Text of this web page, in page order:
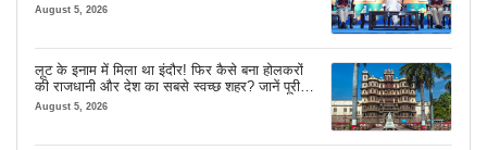
August 5, 2026
लूट के इनाम में मिला था इंदौर! फिर कैसे बना होलकरों
की राजधानी और देश का सबसे स्वच्छ शहर? जानें पूरी
कहानी
August 5, 2026